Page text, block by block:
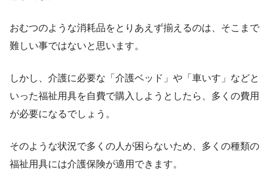
おむつのような消耗品をとりあえず揃えるのは、そこまで
難しい事ではないと思います。
しかし、介護に必要な「介護ベッド」や「車いす」などと
いった福祉用具を自費で購入しようとしたら、多くの費用
が必要になるでしょう。
そのような状況で多くの人が困らないため、多くの種類の
福祉用具には介護保険が適用できます。